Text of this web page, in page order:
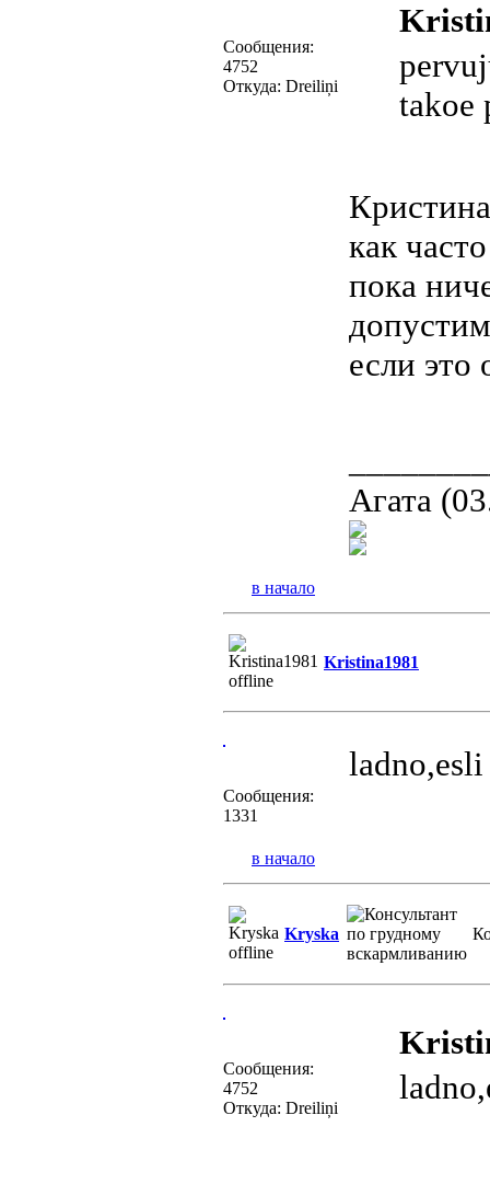
Сообщения:
4752
Откуда: Dreiliņi
takoe
как
пока
если это
Агата
в начало
Kristina1981
Сообщения:
1331
в начало
Kryska
Сообщения:
4752
Откуда: Dreiliņi